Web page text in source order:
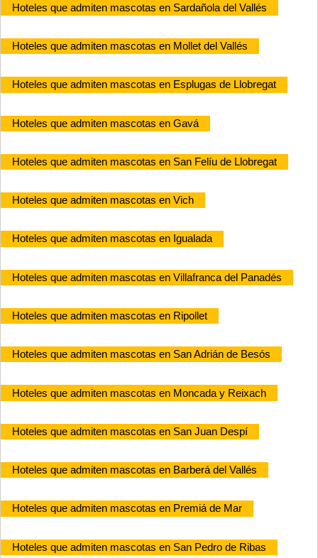
Hoteles que admiten mascotas en Sardañola del Vallés
Hoteles que admiten mascotas en Mollet del Vallés
Hoteles que admiten mascotas en Esplugas de Llobregat
Hoteles que admiten mascotas en Gavá
Hoteles que admiten mascotas en San Felíu de Llobregat
Hoteles que admiten mascotas en Vich
Hoteles que admiten mascotas en Igualada
Hoteles que admiten mascotas en Villafranca del Panadés
Hoteles que admiten mascotas en Ripollet
Hoteles que admiten mascotas en San Adrián de Besós
Hoteles que admiten mascotas en Moncada y Reixach
Hoteles que admiten mascotas en San Juan Despí
Hoteles que admiten mascotas en Barberá del Vallés
Hoteles que admiten mascotas en Premiá de Mar
Hoteles que admiten mascotas en San Pedro de Ribas